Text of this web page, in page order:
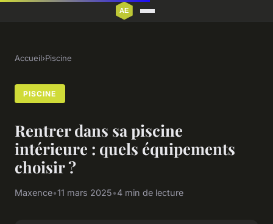
Accueil›Piscine
PISCINE
Rentrer dans sa piscine
intérieure : quels équipements
choisir ?
Maxence•11 mars 2025•4 min de lecture